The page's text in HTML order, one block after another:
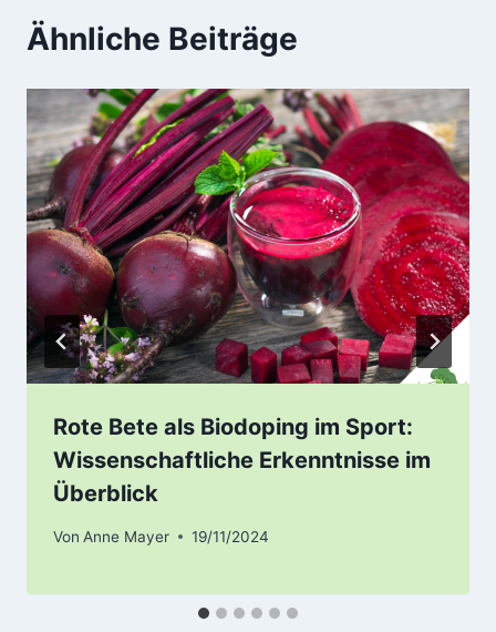
Ähnliche Beiträge
Rote Bete als Biodoping im Sport:
Wissenschaftliche Erkenntnisse im
Überblick
Von Anne Mayer 19/11/2024